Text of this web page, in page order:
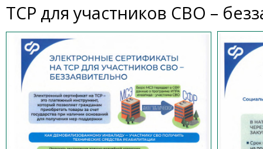
ТСР для участников СВО –